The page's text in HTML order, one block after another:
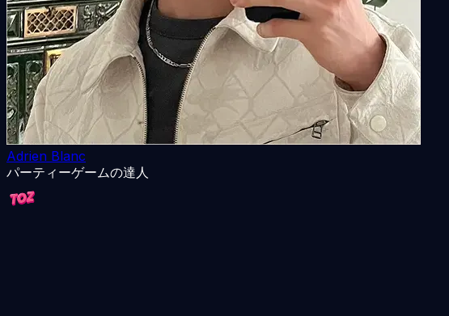
Adrien Blanc
パーティーゲームの達人